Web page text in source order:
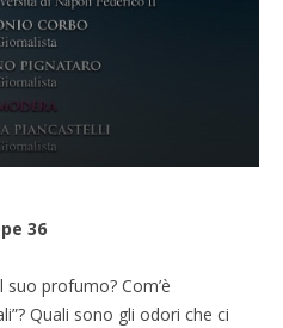
36
profumo? Com’è
Quali sono gli odori che ci